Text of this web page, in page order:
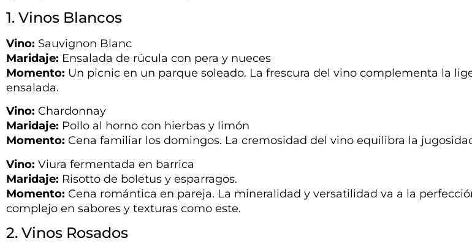
1. Vinos Blancos
Vino: Sauvignon Blanc
Maridaje: Ensalada de rúcula con pera y nueces
Momento: Un picnic en un parque soleado. La frescura del vino complementa la
ensalada.
Vino: Chardonnay
Maridaje: Pollo al horno con hierbas y limón
Momento: Cena familiar los domingos. La cremosidad del vino equilibra la
Vino: Viura fermentada en barrica
Maridaje: Risotto de boletus y esparragos.
Momento: Cena romántica en pareja. La mineralidad y versatilidad va a la
complejo en sabores y texturas como este.
2. Vinos Rosados